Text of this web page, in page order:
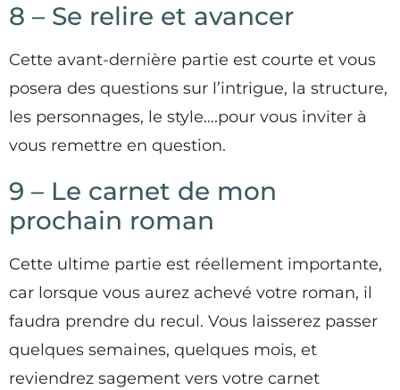
8 – Se relire et avancer
Cette avant-dernière partie est courte et vous
posera des questions sur l’intrigue, la structure,
les personnages, le style….pour vous inviter à
vous remettre en question.
9 – Le carnet de mon
prochain roman
Cette ultime partie est réellement importante,
car lorsque vous aurez achevé votre roman, il
faudra prendre du recul. Vous laisserez passer
quelques semaines, quelques mois, et
reviendrez sagement vers votre carnet